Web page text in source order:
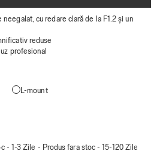
neegalat, cu redare clară de la F1.2 și un
reduse
profesional
L-mount
- 1-3 Zile - Produs fara stoc - 15-120 Zile